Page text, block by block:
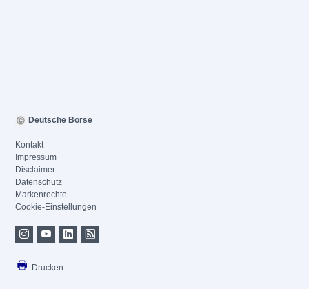
Deutsche Börse
Kontakt
Impressum
Disclaimer
Datenschutz
Markenrechte
Cookie-Einstellungen
Drucken